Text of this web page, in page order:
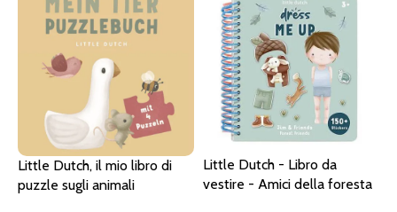
Little Dutch, il mio libro di
puzzle sugli animali
Little Dutch - Libro da
vestire - Amici della foresta